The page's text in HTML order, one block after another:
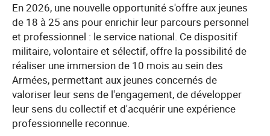
En 2026, une nouvelle opportunité s'offre aux jeunes
de 18 à 25 ans pour enrichir leur parcours personnel
et professionnel : le service national. Ce dispositif
militaire, volontaire et sélectif, offre la possibilité de
réaliser une immersion de 10 mois au sein des
Armées, permettant aux jeunes concernés de
valoriser leur sens de l'engagement, de développer
leur sens du collectif et d'acquérir une expérience
professionnelle reconnue.